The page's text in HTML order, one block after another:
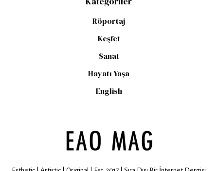
Röportaj
Keşfet
Sanat
Hayatı Yaşa
English